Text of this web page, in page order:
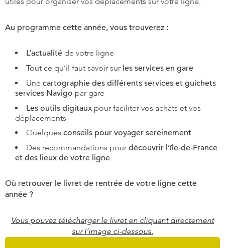
Au programme cette année, vous trouverez :
L’actualité de votre ligne
Tout ce qu’il faut savoir sur les services en gare
Une cartographie des différents services et guichets
services Navigo par gare
Les outils digitaux pour faciliter vos achats et vos
déplacements
Quelques conseils pour voyager sereinement
Des recommandations pour découvrir l’île-de-France
et des lieux de votre ligne
Où retrouver le livret de rentrée de votre ligne cette
année ?
Vous pouvez télécharger le livret en cliquant directement
sur l’image ci-dessous.